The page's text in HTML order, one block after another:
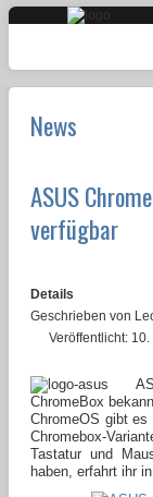
News
ASUS
verfügbar
Details
Geschrieben von
Veröffentlicht:
ChromeBox
ChromeOS gibt
Chromebox-
Tastatur und
haben, erfahrt ihr